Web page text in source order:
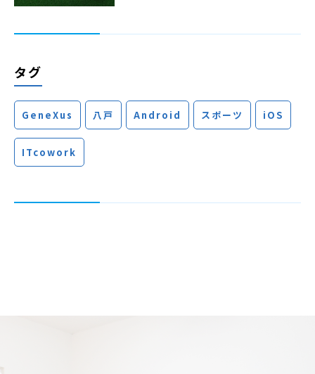
タグ
GeneXus 八戸 Android スポーツ iOS
ITcowork